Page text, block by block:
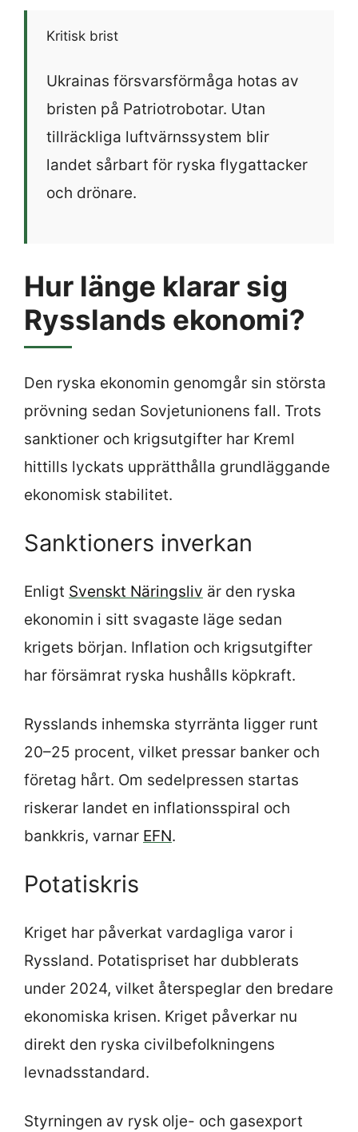
Kritisk brist
Ukrainas försvarsförmåga hotas av
bristen på Patriotrobotar. Utan
tillräckliga luftvärnssystem blir
landet sårbart för ryska flygattacker
och drönare.
Hur länge klarar sig
Rysslands ekonomi?
Den ryska ekonomin genomgår sin största
prövning sedan Sovjetunionens fall. Trots
sanktioner och krigsutgifter har Kreml
hittills lyckats upprätthålla grundläggande
ekonomisk stabilitet.
Sanktioners inverkan
Enligt Svenskt Näringsliv är den ryska
ekonomin i sitt svagaste läge sedan
krigets början. Inflation och krigsutgifter
har försämrat ryska hushålls köpkraft.
Rysslands inhemska styrränta ligger runt
20–25 procent, vilket pressar banker och
företag hårt. Om sedelpressen startas
riskerar landet en inflationsspiral och
bankkris, varnar EFN.
Potatiskris
Kriget har påverkat vardagliga varor i
Ryssland. Potatispriset har dubblerats
under 2024, vilket återspeglar den bredare
ekonomiska krisen. Kriget påverkar nu
direkt den ryska civilbefolkningens
levnadsstandard.
Styrningen av rysk olje- och gasexport